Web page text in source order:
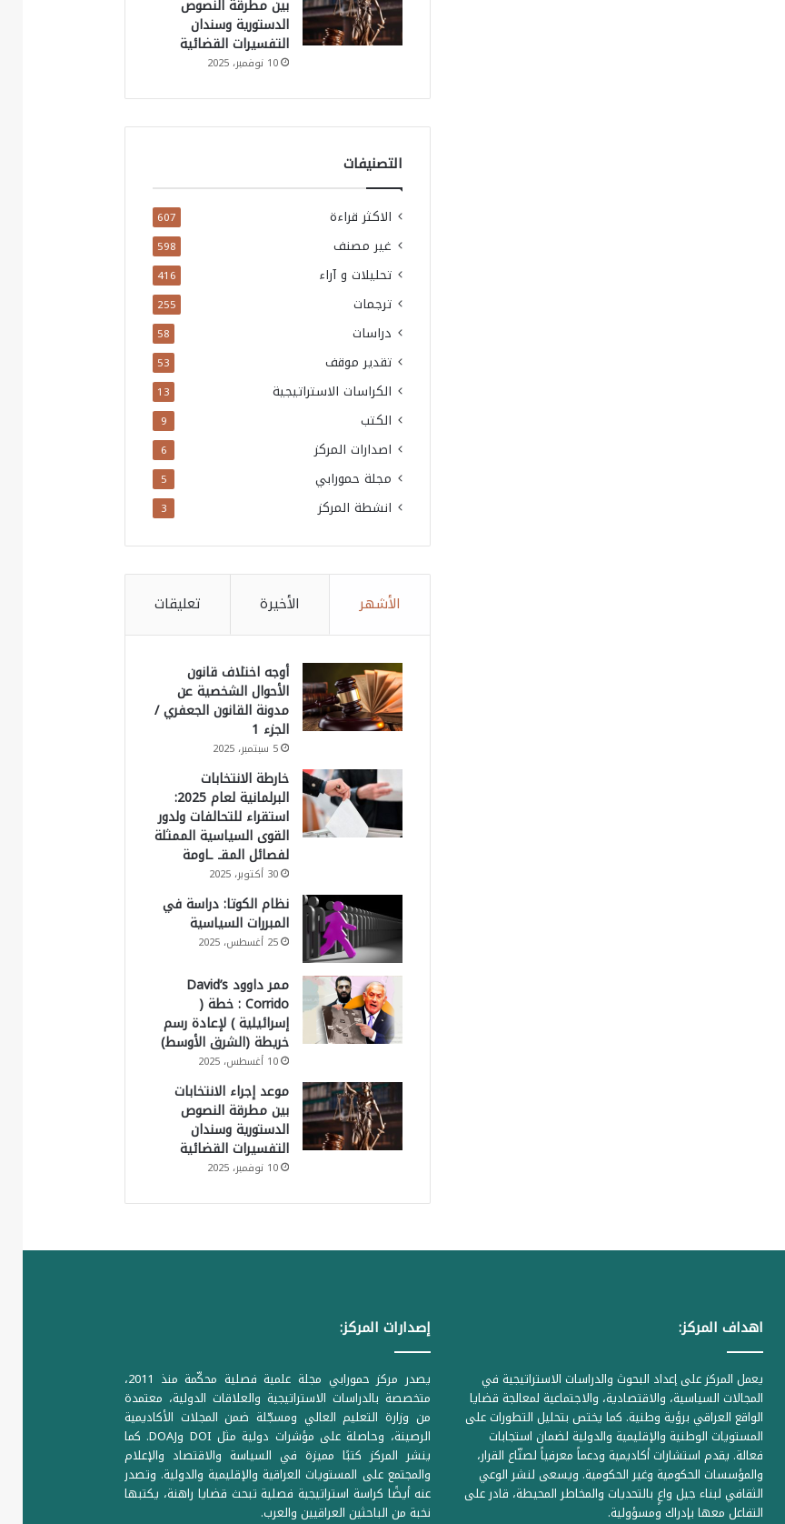
بين مطرقة النصوص
الدستورية وسندان
التفسيرات القضائية
10 نوفمبر، 2025
التصنيفات
الاكثر قراءة 607
غير مصنف 598
تحليلات و آراء 416
ترجمات 255
دراسات 58
تقدير موقف 53
الكراسات الاستراتيجية 13
الكتب 9
اصدارات المركز 6
مجلة حمورابي 5
انشطة المركز 3
الأشهر الأخيرة تعليقات
أوجه اختلاف قانون
الأحوال الشخصية عن
مدونة القانون الجعفري /
الجزء 1
5 سبتمبر، 2025
خارطة الانتخابات
البرلمانية لعام 2025:
استقراء للتحالفات ولدور
القوى السياسية الممثلة
لفصائل المقـ ـاومة
30 أكتوبر، 2025
نظام الكوتا: دراسة في
المبررات السياسية
25 أغسطس، 2025
ممر داوود David’s
Corrido : خطة (
إسرائيلية ) لإعادة رسم
خريطة (الشرق الأوسط)
10 أغسطس، 2025
موعد إجراء الانتخابات
بين مطرقة النصوص
الدستورية وسندان
التفسيرات القضائية
10 نوفمبر، 2025
اهداف المركز:
يعمل المركز على إعداد البحوث والدراسات الاستراتيجية في
المجالات السياسية، والاقتصادية، والاجتماعية لمعالجة قضايا
الواقع العراقي برؤية وطنية. كما يختص بتحليل التطورات على
المستويات الوطنية والإقليمية والدولية لضمان استجابات
فعالة. يقدم استشارات أكاديمية ودعماً معرفياً لصنّاع القرار،
والمؤسسات الحكومية وغير الحكومية. ويسعى لنشر الوعي
الثقافي لبناء جيل واعٍ بالتحديات والمخاطر المحيطة، قادر على
التفاعل معها بإدراك ومسؤولية.
إصدارات المركز:
يصدر مركز حمورابي مجلة علمية فصلية محكّمة منذ 2011،
متخصصة بالدراسات الاستراتيجية والعلاقات الدولية، معتمدة
من وزارة التعليم العالي ومسجّلة ضمن المجلات الأكاديمية
الرصينة، وحاصلة على مؤشرات دولية مثل DOI وDOAJ. كما
ينشر المركز كتبًا مميزة في السياسة والاقتصاد والإعلام
والمجتمع على المستويات العراقية والإقليمية والدولية. وتصدر
عنه أيضًا كراسة استراتيجية فصلية تبحث قضايا راهنة، يكتبها
نخبة من الباحثين العراقيين والعرب.